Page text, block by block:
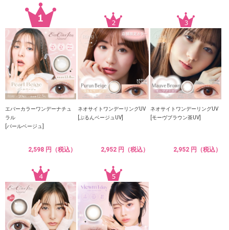
エバーカラーワンデーナチュ
ラル
[パールベージュ]
2,598 円（税込）
ネオサイトワンデーリングUV
[ぷるんベージュUV]
2,952 円（税込）
ネオサイトワンデーリングUV
[モーヴブラウン茶UV]
2,952 円（税込）